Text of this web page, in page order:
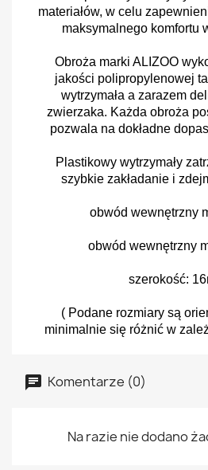
materiałów, w celu
maksymalnego komfortu
Obroża marki ALIZOO
jakości polipropylenowej
wytrzymała a zarazem
zwierzaka. Każda obroża
pozwala na dokładne
Plastikowy wytrzymały
szybkie zakładanie i
obwód wewnętrzny
obwód wewnętrzny
szerokość:
( Podane rozmiary są
minimalnie się różnić w
Komentarze (0)
Na razie nie dodano